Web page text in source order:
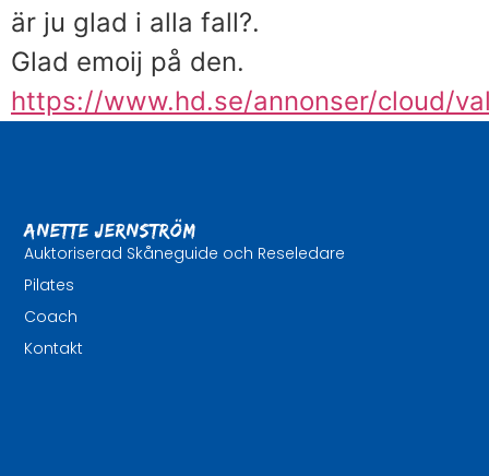
är ju glad i alla fall?.
Glad emoij på den.
https://www.hd.se/annonser/cloud/
Anette Jernström
Auktoriserad Skåneguide och Reseledare
Pilates
Coach
Kontakt